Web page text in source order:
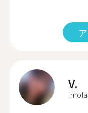
V.
Imola